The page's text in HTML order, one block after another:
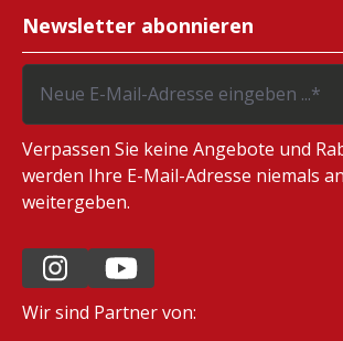
Newsletter abonnieren
Verpassen Sie keine Angebote und
werden Ihre E-Mail-Adresse niemals
weitergeben.
Wir sind Partner von: